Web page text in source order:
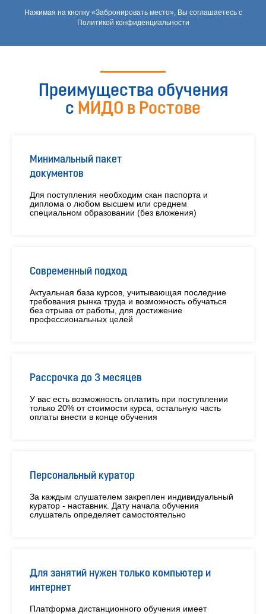
Нажимая на кнопку «Забронировать место», Вы соглашаетесь с
Политикой конфиденциальности
Преимущества обучения
с МИДО в Ростове
Минимальный пакет
документов
Для поступления необходим скан паспорта и
диплома о любом высшем или среднем
специальном образовании (без вложения)
Современный подход
Актуальная база курсов, учитывающая последние
требования рынка труда и возможность обучаться
без отрыва от работы, для достижение
профессиональных целей
Рассрочка до 3 месяцев
У вас есть возможность оплатить при поступлении
только 20% от стоимости курса, остальную часть
оплаты внести в конце обучения
Персональный куратор
За каждым слушателем закреплен индивидуальный
куратор - наставник. Дату начала обучения
слушатель определяет самостоятельно
Для занятий нужен только компьютер и
интернет
Платформа дистанционного обучения имеет